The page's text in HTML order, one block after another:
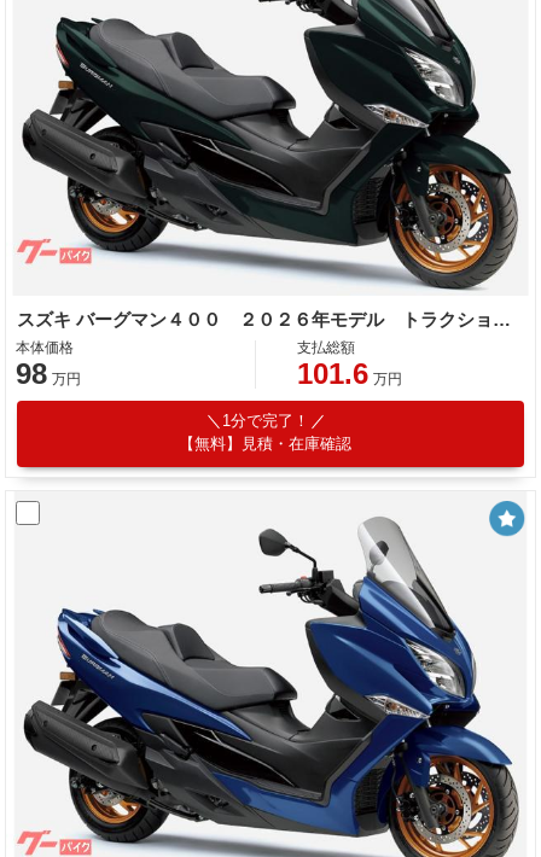
スズキ バーグマン４００ ２０２６年モデル トラクションコントロール標準装備
本体価格
98 万円
支払総額
101.6 万円
1分で完了！
【無料】見積・在庫確認